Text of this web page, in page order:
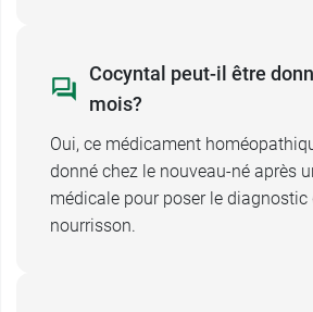
Cocyntal peut-il être
mois?
Oui, ce médicament
donné chez le nouveau-né après
médicale pour poser le diagnostic
nourrisson.